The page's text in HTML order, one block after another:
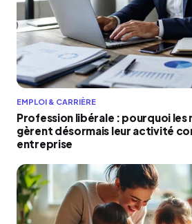
EMPLOI & CARRIÈRE
Profession libérale : pourquoi les
gèrent désormais leur activité
entreprise